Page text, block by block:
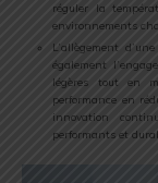
réguler la
environnements
L’allègement
également
légères tout en
performance en
innovation
performants et